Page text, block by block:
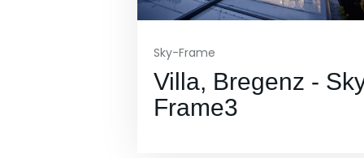
Sky-Frame
Villa, Bregenz -
Frame3